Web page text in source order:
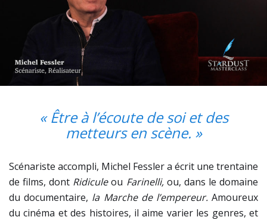
« Être à l’écoute de soi et des
metteurs en scène. »
Scénariste accompli, Michel Fessler a écrit une trentaine
de films, dont Ridiculeou Farinelli,ou, dans le domaine
du documentaire, la Marche de l’empereur.Amoureux
du cinéma et des histoires, il aime varier les genres, et